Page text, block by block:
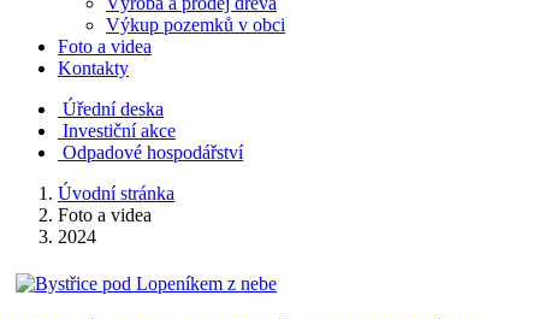
Výkup pozemků v obci
Foto a videa
Kontakty
Úřední deska
Investiční akce
Odpadové hospodářství
Úvodní stránka
Foto a videa
2024